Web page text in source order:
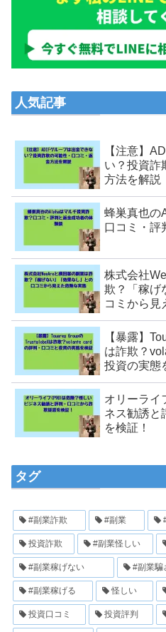
人気記事
【注意】
い？投資詐
方法を解説
蜂巣真也の
口コミ・評
株式会社
欺？「稼げ
コミから見
【暴露】
は詐欺？
投資の実態
オリーライ
ネス勧誘と
を検証！
タグ
#副業詐欺 #副業
投資詐欺 #副業怪しい
#副業稼げない #副業騙
#副業稼げる 怪しい
投資口コミ 投資評判